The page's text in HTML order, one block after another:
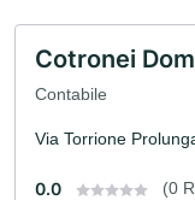
Cotronei
Contabile
Via Torrione
0.0 (0